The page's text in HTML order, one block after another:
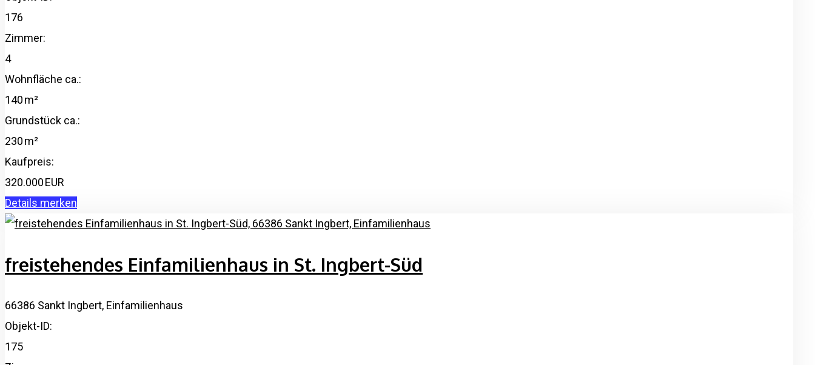
176
Zimmer:
4
Wohnfläche ca.:
140 m²
Grund­stück ca.:
230 m²
Kaufpreis:
320.000 EUR
Details merken
freistehendes Einfamilienhaus in St. Ingbert-Süd
66386 Sankt Ingbert, Einfamilienhaus
Objekt-ID:
175